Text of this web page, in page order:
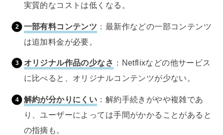
実質的なコストは低くなる。
一部有料コンテンツ ：最新作などの一部コンテンツ
は追加料金が必要。
オリジナル作品の少なさ ：Netflixなどの他サービス
に比べると、オリジナルコンテンツが少ない。
解約が分かりにくい ：解約手続きがやや複雑であ
り、ユーザーによっては手間がかかることがあると
の指摘も。